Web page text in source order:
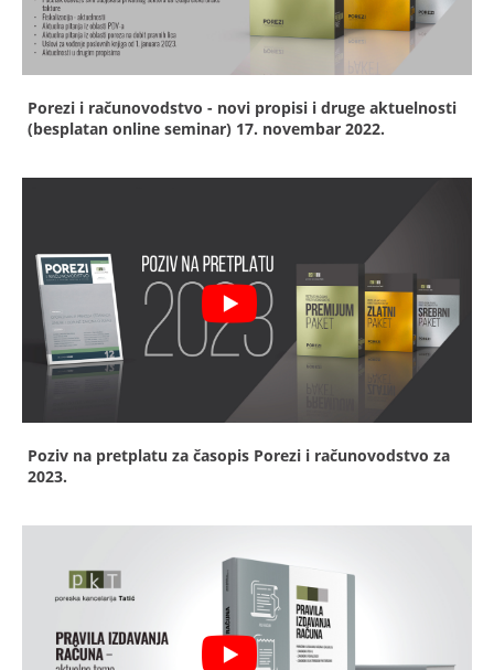
Porezi i računovodstvo - novi propisi i druge aktuelnosti
(besplatan online seminar) 17. novembar 2022.
Poziv na pretplatu za časopis Porezi i računovodstvo za
2023.